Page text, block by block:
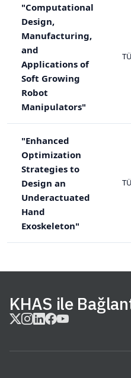
"Computational
Design,
Manufacturing,
and
Applications of
Soft Growing
Robot
Manipulators"
"Enhanced
Optimization
Strategies to
Design an
Underactuated
Hand
Exoskeleton"
KHAS ile